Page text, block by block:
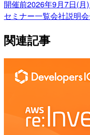
開催前2026年9月7日(月
セミナー一覧会社説明
関連記事